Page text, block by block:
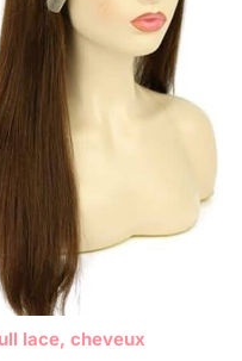
lace, cheveux